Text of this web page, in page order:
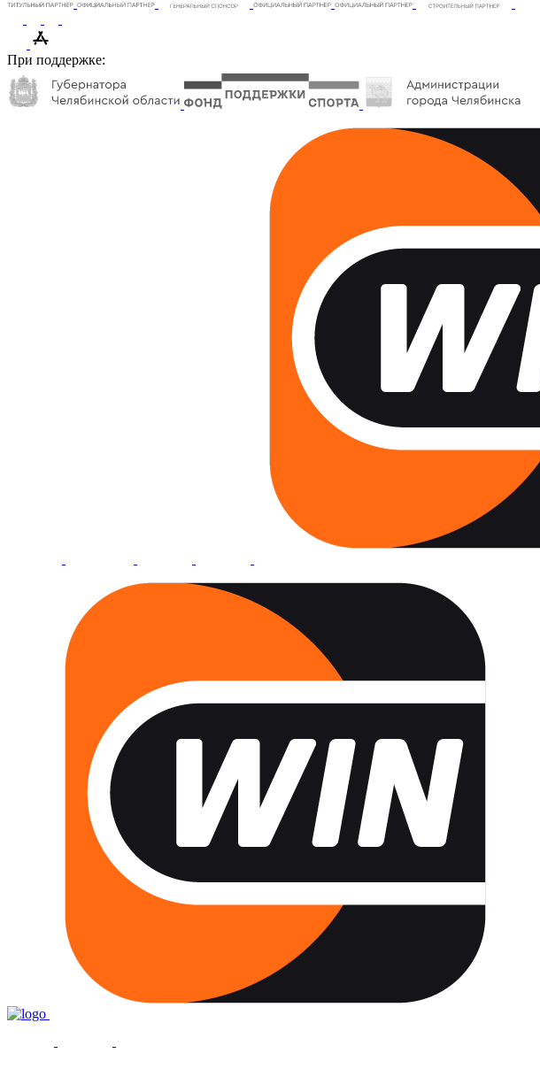
При поддержке: